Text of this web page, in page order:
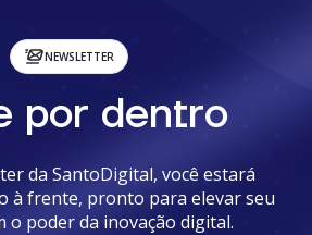
NEWSLETTER
por dentro
da SantoDigital, você estará
à frente, pronto para elevar seu
o poder da inovação digital.